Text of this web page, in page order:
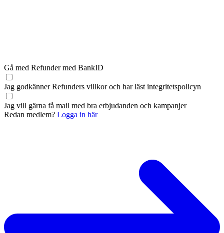
Gå med Refunder med BankID
Jag godkänner Refunders villkoroch har läst integritetspolicyn
Jag vill gärna få mail med bra erbjudanden och kampanjer
Redan medlem? Logga in här